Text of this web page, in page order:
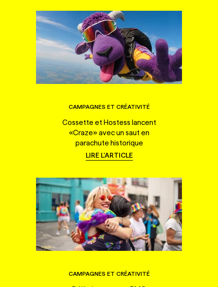
CAMPAGNES ET CRÉATIVITÉ
Cossette et Hostess lancent
«Craze» avec un saut en
parachute historique
LIRE L'ARTICLE
CAMPAGNES ET CRÉATIVITÉ